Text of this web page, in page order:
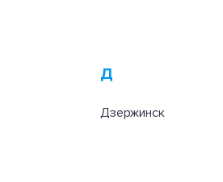
Д
Дзержинск